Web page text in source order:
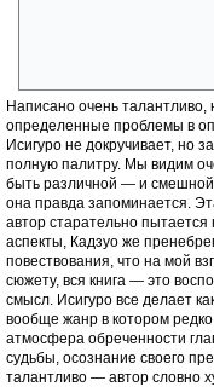
Написано очень
определенные проблемы в
Исигуро не докручивает, но
полную палитру. Мы видим
быть различной — и смешной
она правда запоминается.
автор старательно
аспекты, Кадзуо же
повествования, что на мой
сюжету, вся книга — это
смысл. Исигуро все делает
вообще жанр в котором
атмосфера обреченности
судьбы, осознание своего
талантливо — автор словно